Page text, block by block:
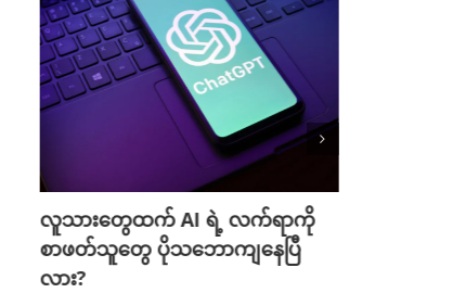
လူသားတွေထက် AI ရဲ့ လက်ရာကို
စာဖတ်သူတွေ ပိုသဘောကျနေပြီ
လား?